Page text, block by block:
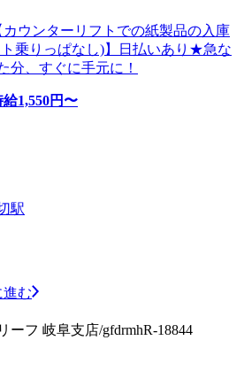
カウンターリフトでの紙製品の入庫
乗りっぱなし)】日払いあり★急な
、すぐに手元に！
給1,550円〜
駅
進む
ーフ 岐阜支店/gfdrmhR-18844